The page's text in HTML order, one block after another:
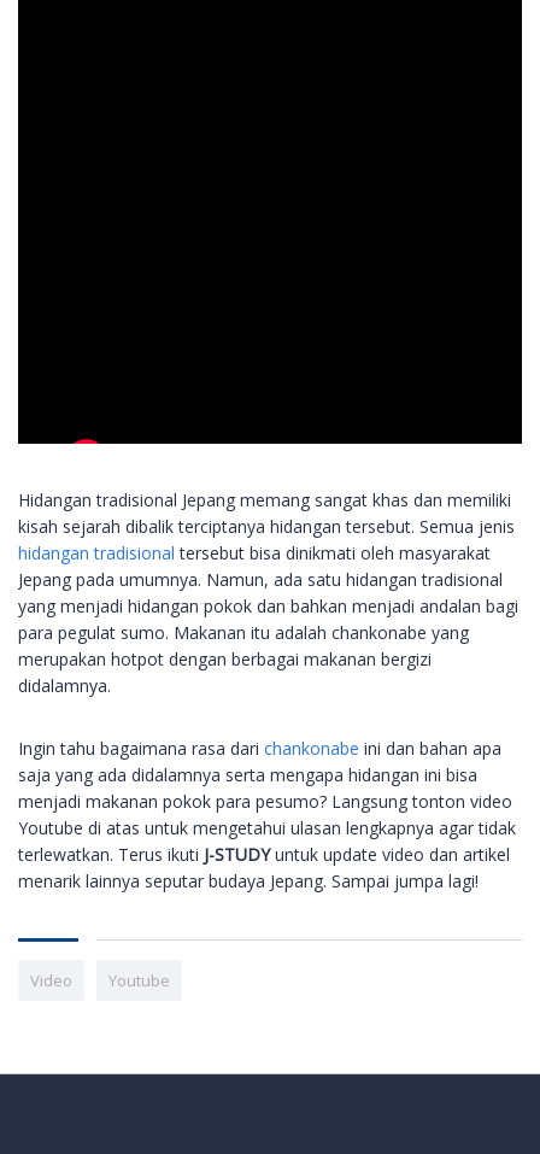
Hidangan tradisional Jepang memang sangat khas dan memiliki
kisah sejarah dibalik terciptanya hidangan tersebut. Semua jenis
hidangan tradisional tersebut bisa dinikmati oleh masyarakat
Jepang pada umumnya. Namun, ada satu hidangan tradisional
yang menjadi hidangan pokok dan bahkan menjadi andalan bagi
para pegulat sumo. Makanan itu adalah chankonabe yang
merupakan hotpot dengan berbagai makanan bergizi
didalamnya.
Ingin tahu bagaimana rasa dari chankonabe ini dan bahan apa
saja yang ada didalamnya serta mengapa hidangan ini bisa
menjadi makanan pokok para pesumo? Langsung tonton video
Youtube di atas untuk mengetahui ulasan lengkapnya agar tidak
terlewatkan. Terus ikuti J-STUDYuntuk update video dan artikel
menarik lainnya seputar budaya Jepang. Sampai jumpa lagi!
Video Youtube